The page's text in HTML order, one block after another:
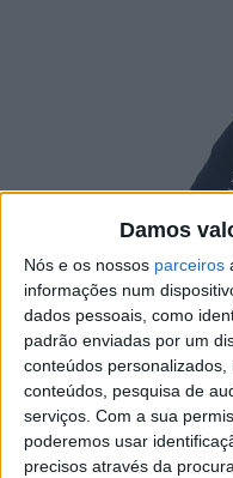
Damos
Nós e os nossos parceiros
informações num
dados pessoais, como
padrão enviadas por um
conteúdos
conteúdos, pesquisa de
serviços. Com a sua
poderemos usar
precisos através da
Nuno Batuca, mestre
Sistemas Interativos
de Castelo Branco,
Management:
científica “Ciências da